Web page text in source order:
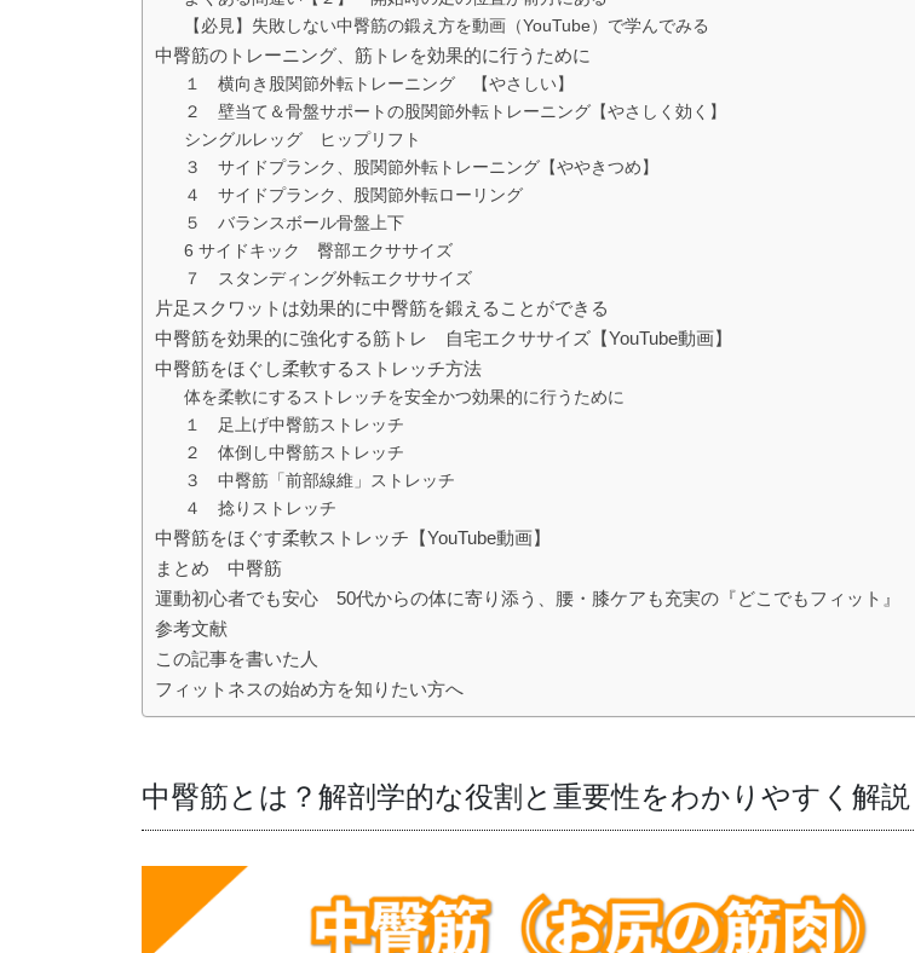
【必見】失敗しない中臀筋の鍛え方を動画（YouTube）で学んでみる
中臀筋のトレーニング、筋トレを効果的に行うために
１ 横向き股関節外転トレーニング 【やさしい】
２ 壁当て＆骨盤サポートの股関節外転トレーニング【やさしく効く】
シングルレッグ ヒップリフト
３ サイドプランク、股関節外転トレーニング【ややきつめ】
４ サイドプランク、股関節外転ローリング
５ バランスボール骨盤上下
6 サイドキック 臀部エクササイズ
７ スタンディング外転エクササイズ
片足スクワットは効果的に中臀筋を鍛えることができる
中臀筋を効果的に強化する筋トレ 自宅エクササイズ【YouTube動画】
中臀筋をほぐし柔軟するストレッチ方法
体を柔軟にするストレッチを安全かつ効果的に行うために
１ 足上げ中臀筋ストレッチ
２ 体倒し中臀筋ストレッチ
３ 中臀筋「前部線維」ストレッチ
４ 捻りストレッチ
中臀筋をほぐす柔軟ストレッチ【YouTube動画】
まとめ 中臀筋
運動初心者でも安心 50代からの体に寄り添う、腰・膝ケアも充実の『どこでもフィット』
参考文献
この記事を書いた人
フィットネスの始め方を知りたい方へ
中臀筋とは？解剖学的な役割と重要性をわかりやすく解説